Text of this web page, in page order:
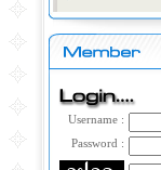
Username :
Password :